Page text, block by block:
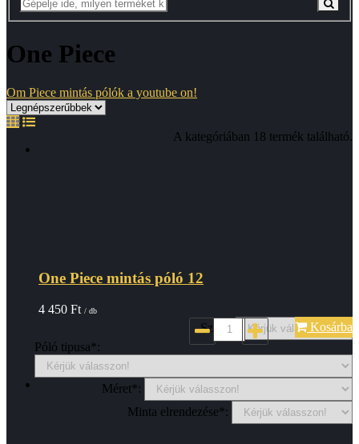
One Piece
Om Piece mintás pólók a youtube on!
A kategóriában 18 termék található.
One Piece mintás póló 12
4 450 Ft / db
Szin*:
Póló tipusa*:
Méret*:
Minta elrendezése*:
Kosárba